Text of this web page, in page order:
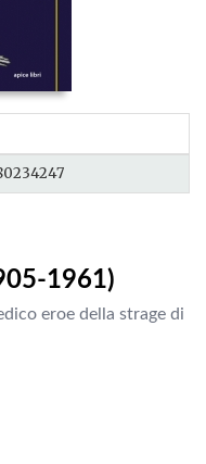
1961)
eroe della strage di